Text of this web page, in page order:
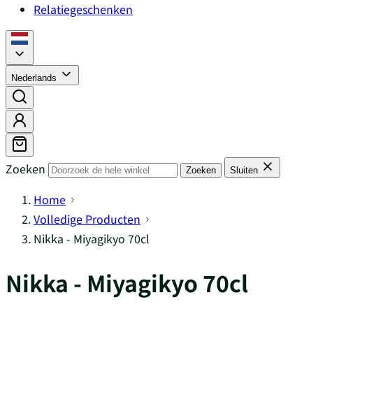
Relatiegeschenken
Nederlands
Zoeken Zoeken Sluiten
Home
Volledige Producten
Nikka - Miyagikyo 70cl
Nikka - Miyagikyo 70cl